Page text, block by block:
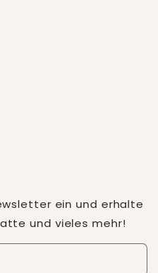
ein und erhalte
und vieles mehr!